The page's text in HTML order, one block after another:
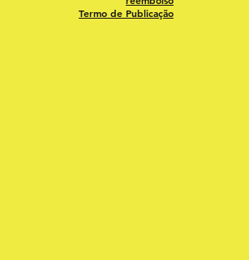
Termo de Publicação